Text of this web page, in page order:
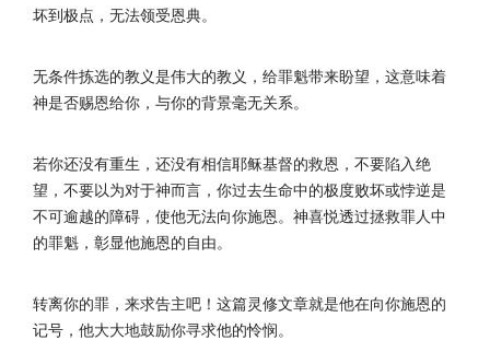
坏到极点，无法领受恩典。
无条件拣选的教义是伟大的教义，给罪魁带来盼望，这意味着
神是否赐恩给你，与你的背景毫无关系。
若你还没有重生，还没有相信耶稣基督的救恩，不要陷入绝
望，不要以为对于神而言，你过去生命中的极度败坏或悖逆是
不可逾越的障碍，使他无法向你施恩。神喜悦透过拯救罪人中
的罪魁，彰显他施恩的自由。
转离你的罪，来求告主吧！这篇灵修文章就是他在向你施恩的
记号，他大大地鼓励你寻求他的怜悯。